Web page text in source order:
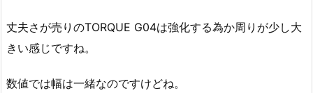
丈夫さが売りのTORQUE G04は強化する為か周りが少し大
きい感じですね。
数値では幅は一緒なのですけどね。